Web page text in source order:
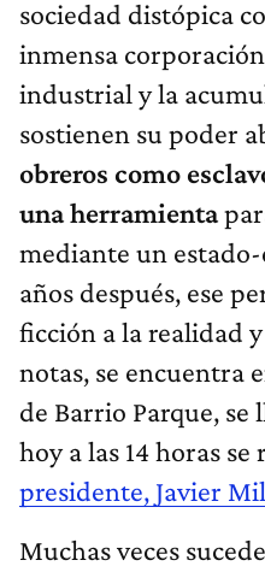
sociedad distópica
inmensa
industrial y la
sostienen su poder
obreros como
una herramienta
mediante un
años después, ese
ficción a la realidad
notas, se encuentra
de Barrio Parque, se
hoy a las 14 horas se
presidente, Javier
Muchas veces